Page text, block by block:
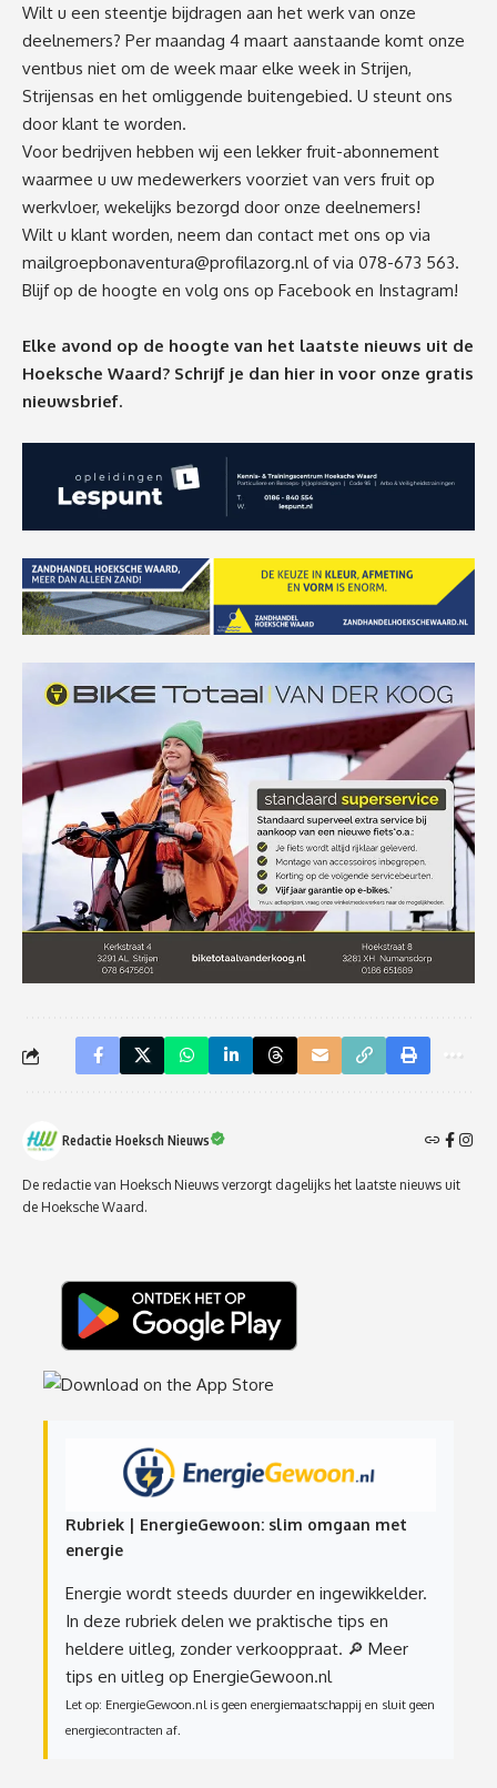
Wilt u een steentje bijdragen aan het werk van onze
deelnemers? Per maandag 4 maart aanstaande komt onze
ventbus niet om de week maar elke week in Strijen,
Strijensas en het omliggende buitengebied. U steunt ons
door klant te worden.
Voor bedrijven hebben wij een lekker fruit-abonnement
waarmee u uw medewerkers voorziet van vers fruit op
werkvloer, wekelijks bezorgd door onze deelnemers!
Wilt u klant worden, neem dan contact met ons op via
mailgroepbonaventura@profilazorg.nl of via 078-673 563.
Blijf op de hoogte en volg ons op Facebook en Instagram!
Elke avond op de hoogte van het laatste nieuws uit de
Hoeksche Waard? Schrijf je dan hier in voor onze gratis
nieuwsbrief.
Redactie Hoeksch Nieuws
De redactie van Hoeksch Nieuws verzorgt dagelijks het laatste nieuws uit
de Hoeksche Waard.
Rubriek | EnergieGewoon: slim omgaan met
energie
Energie wordt steeds duurder en ingewikkelder.
In deze rubriek delen we praktische tips en
heldere uitleg, zonder verkooppraat. 🔎 Meer
tips en uitleg op EnergieGewoon.nl
Let op: EnergieGewoon.nl is geen energiemaatschappij en sluit geen
energiecontracten af.